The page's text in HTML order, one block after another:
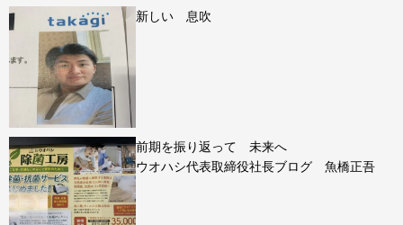
新しい 息吹
前期を振り返って 未来へ
ウオハシ代表取締役社長ブログ 魚橋正吾